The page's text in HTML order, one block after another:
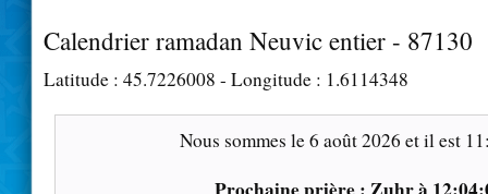
Calendrier ramadan Neuvic entier - 87130
Latitude : 45.7226008 - Longitude : 1.6114348
Nous sommes le6 août 2026 et il est